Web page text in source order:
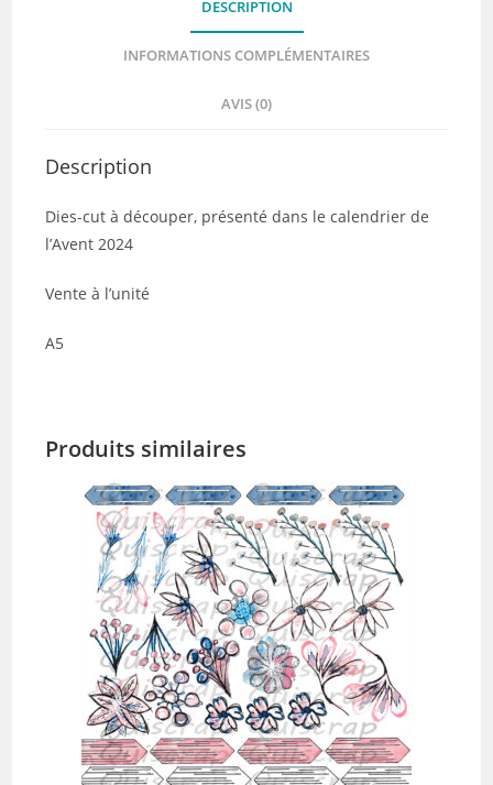
DESCRIPTION
INFORMATIONS COMPLÉMENTAIRES
AVIS (0)
Description
Dies-cut à découper, présenté dans le calendrier de
l’Avent 2024
Vente à l’unité
A5
Produits similaires